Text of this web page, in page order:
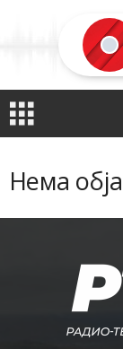
Нема